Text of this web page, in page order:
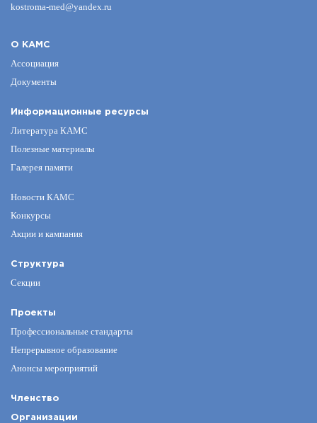
kostroma-med@yandex.ru
О КАМС
Ассоциация
Документы
Информационные ресурсы
Литература КАМС
Полезные материалы
Галерея памяти
Новости КАМС
Конкурсы
Акции и кампания
Структура
Секции
Проекты
Профессиональные стандарты
Непрерывное образование
Анонсы мероприятий
Членство
Организации